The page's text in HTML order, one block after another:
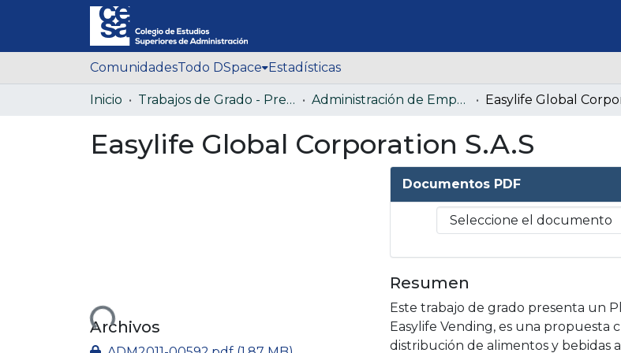
ComunidadesTodo DSpace Estadísticas
Inicio Trabajos de Grado - Pregrado Administración de Empresas (Colección confidencial)
Easylife Global Corporation S.A.S
Cargando...Archivos
Documentos PDF
Resumen
Este trabajo de grado presenta un
Easylife Vending, es una propuesta
distribución de alimentos y bebidas